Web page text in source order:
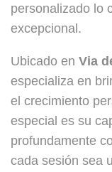
personalizado lo
excepcional.
Ubicado en Via
especializa en
el crecimiento
especial es su
profundamente
cada sesión sea